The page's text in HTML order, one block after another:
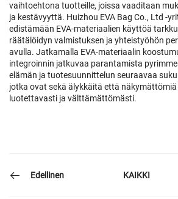
vaihtoehtona tuotteille, joissa vaaditaan
ja kestävyyttä. Huizhou EVA Bag Co., Ltd -
edistämään EVA-materiaalien käyttöä
räätälöidyn valmistuksen ja yhteistyöhön
avulla. Jatkamalla EVA-materiaalin
integroinnin jatkuvaa parantamista
elämän ja tuotesuunnittelun seuraavaa
jotka ovat sekä älykkäitä että
luotettavasti ja välttämättömästi.
Edellinen KAIKKI